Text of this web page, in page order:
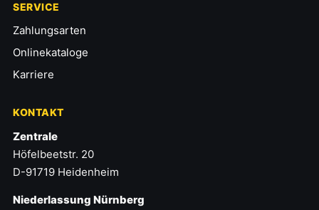
SERVICE
Zahlungsarten
Onlinekataloge
Karriere
KONTAKT
Zentrale
Höfelbeetstr. 20
D-91719 Heidenheim
Niederlassung Nürnberg